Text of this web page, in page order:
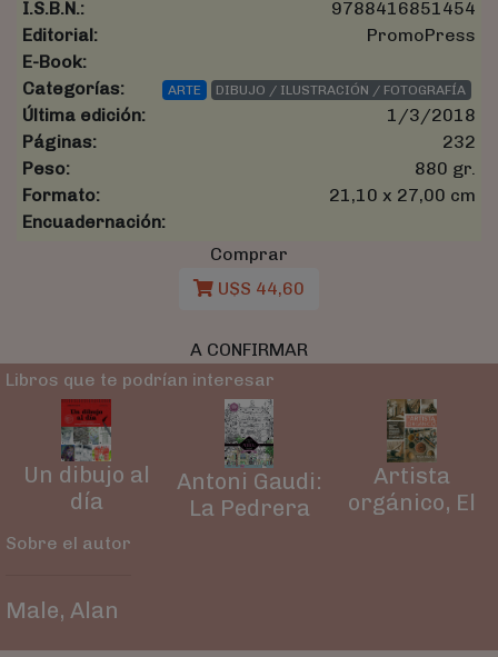
I.S.B.N.:
9788416851454
Editorial:
PromoPress
E-Book:
Categorías:
ARTE DIBUJO / ILUSTRACIÓN / FOTOGRAFÍA
Última edición:
1/3/2018
Páginas:
232
Peso:
880 gr.
Formato:
21,10 x 27,00 cm
Encuadernación:
Comprar
U$S 44,60
A CONFIRMAR
Libros que te podrían interesar
Un dibujo al
día
Antoni Gaudi:
La Pedrera
Artista
orgánico, El
Sobre el autor
Male, Alan